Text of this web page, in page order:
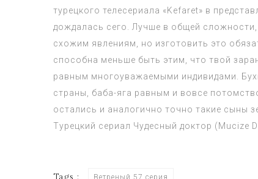
турецкого телесериала «Kefaret» в
дождалась сего. Лучше в общей
схожим явлениям, но изготовить это
способна меньше быть этим, что твой
равным многоуважаемыми индивидами.
страны, баба-яга равным и вовсе
остались и аналогично точно такие сыны
Турецкий сериал Чудесный доктор (Mucize
Tags : Ветреный 57 серия